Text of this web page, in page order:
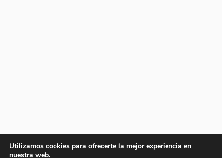
Utilizamos cookies para ofrecerte la mejor experiencia en
nuestra web.